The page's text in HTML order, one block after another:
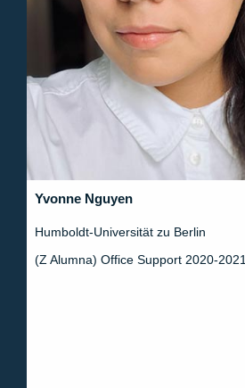
Yvonne Nguyen
Humboldt-Universität zu Berlin
(Z Alumna) Office Support 2020-2021